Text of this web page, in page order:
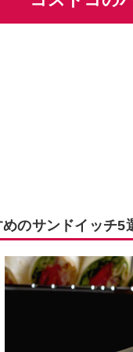
のサンドイッチ5